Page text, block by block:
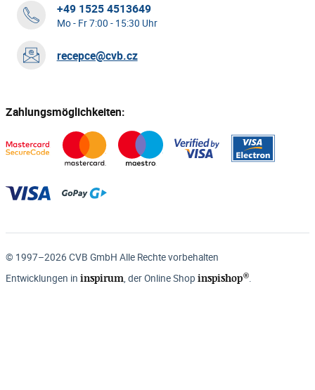
+49 1525 4513649
Mo - Fr 7:00 - 15:30 Uhr
recepce@cvb.cz
Zahlungsmöglichkeiten:
© 1997–2026 CVB GmbH Alle Rechte vorbehalten
Entwicklungen in inspirum, der Online Shop inspishop®.